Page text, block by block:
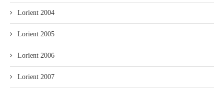
Lorient 2004
Lorient 2005
Lorient 2006
Lorient 2007